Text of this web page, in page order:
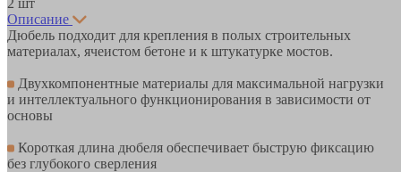
Описание
Дюбель подходит для крепления в полых строительных
материалах, ячеистом бетоне и к штукатурке мостов.
Двухкомпонентные материалы для максимальной нагрузки
и интеллектуального функционирования в зависимости от
основы
Короткая длина дюбеля обеспечивает быструю фиксацию
без глубокого сверления